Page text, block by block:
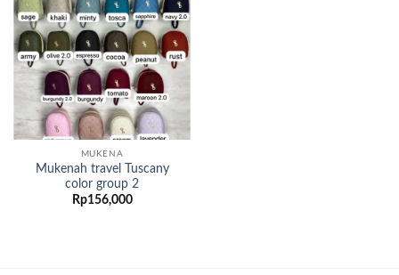
Add to
wishlist
MUKENA
Mukenah travel Tuscany
color group 2
Rp156,000